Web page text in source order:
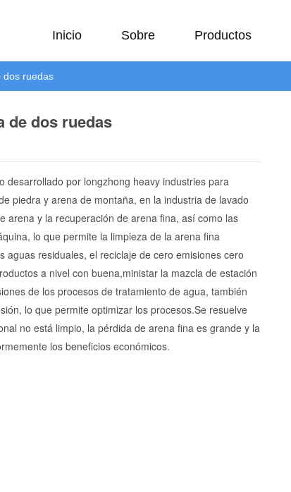
Inicio Sobre Productos
dos ruedas
de dos ruedas
desarrollado por longzhong heavy industries para
piedra y arena de montaña, en la industria de lavado
arena y la recuperación de arena fina, así como las
lo que permite la limpieza de la arena fina
residuales, el reciclaje de cero emisiones cero
a nivel con buena,ministar la mazcla de estación
de los procesos de tratamiento de agua, también
lo que permite optimizar los procesos.Se resuelve
no está limpio, la pérdida de arena fina es grande y la
los beneficios económicos.